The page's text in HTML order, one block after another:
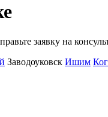
заявку на
Заводоуковск Ишим